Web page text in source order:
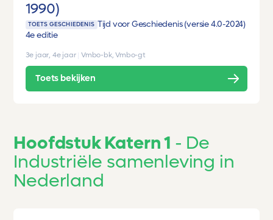
1990)
TOETS GESCHIEDENIS Tijd voor Geschiedenis (versie 4.0-2024)
4e editie
3e jaar, 4e jaar Vmbo-bk, Vmbo-gt
Toets bekijken
Hoofdstuk Katern 1
De
Industriële samenleving in
Nederland